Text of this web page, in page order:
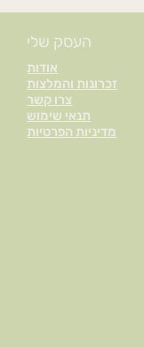
אודות
זכרונות והמלצות
צרו קשר
תנאי שימוש
מדיניות הפרטיות
העסק שלי